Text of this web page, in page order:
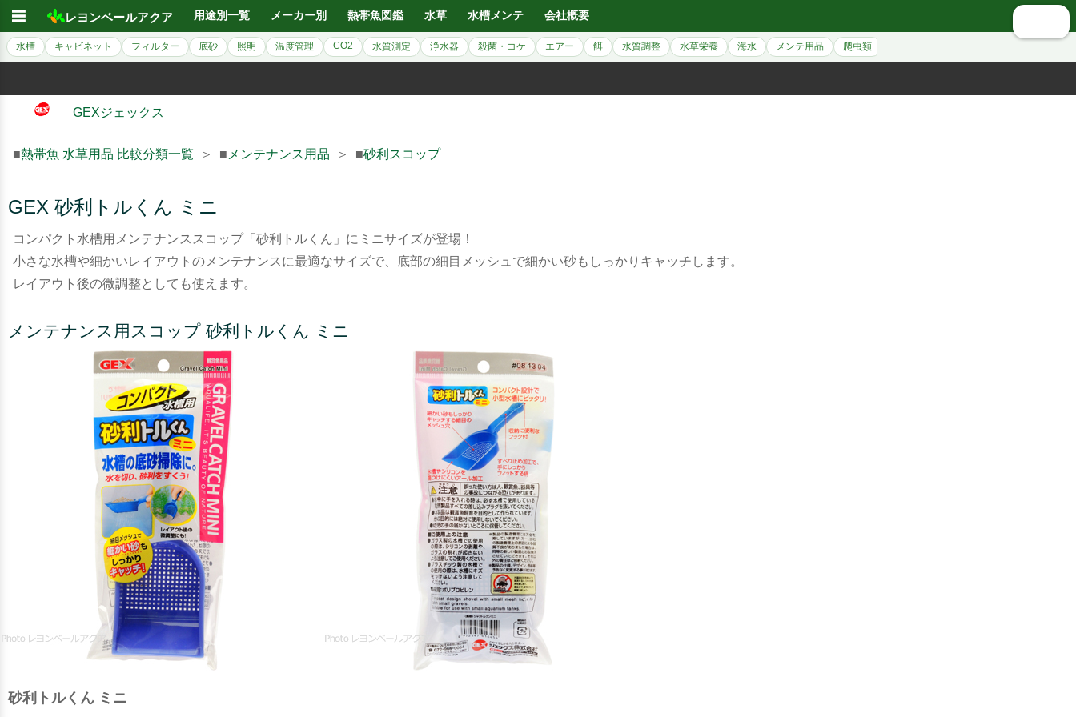
☰ レヨンベールアクア 用途別一覧 メーカー別 熱帯魚図鑑 水草 水槽メンテ 会社概要
水槽 キャビネット フィルター 底砂 照明 温度管理 CO2 水質測定 浄水器 殺菌・コケ エアー 餌 水質調整 水草栄養 海水 メンテ用品 爬虫類
GEXジェックス
■熱帯魚 水草用品 比較分類一覧 ＞ ■ メンテナンス用品 ＞ ■砂利スコップ
GEX 砂利トルくん ミニ
コンパクト水槽用メンテナンススコップ「砂利トルくん」にミニサイズが登場！
小さな水槽や細かいレイアウトのメンテナンスに最適なサイズで、底部の細目メッシュで細かい砂もしっかりキャッチします。
レイアウト後の微調整としても使えます。
メンテナンス用スコップ 砂利トルくん ミニ
砂利トルくん ミニ